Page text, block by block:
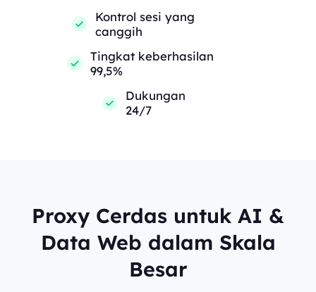
Kontrol sesi yang
canggih
Tingkat keberhasilan
99,5%
Dukungan
24/7
Proxy Cerdas untuk AI &
Data Web dalam Skala
Besar